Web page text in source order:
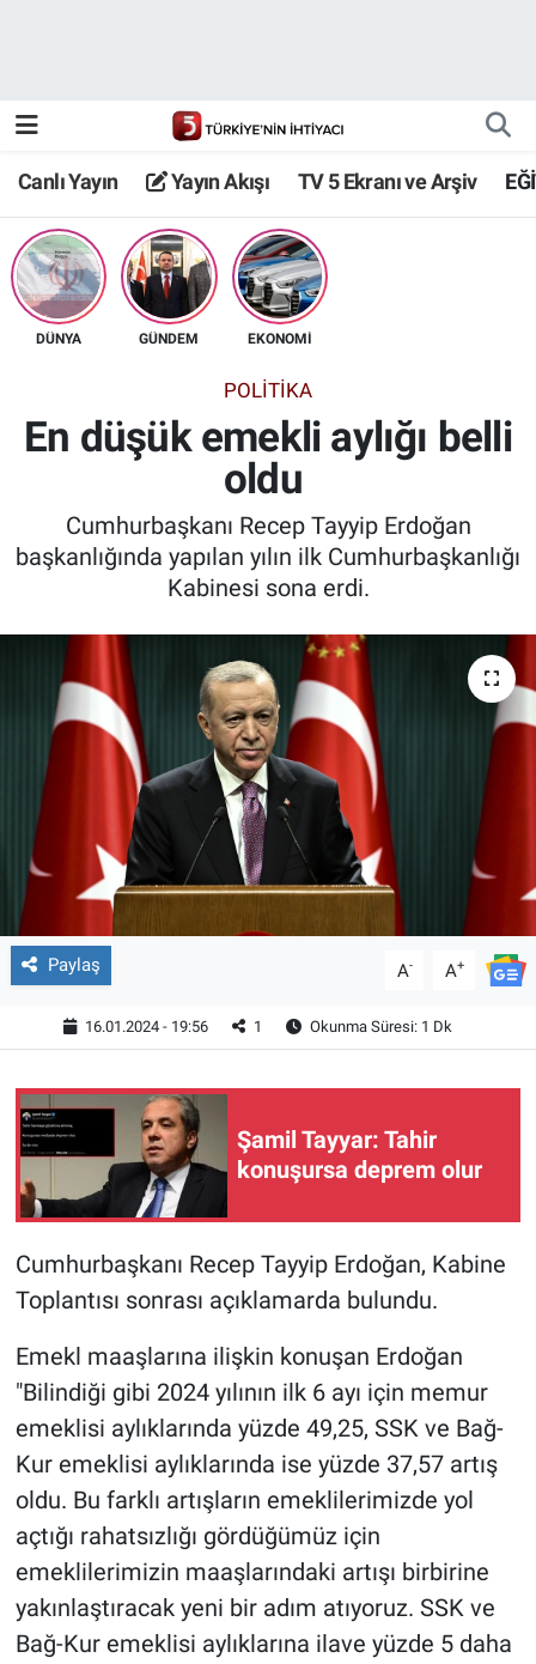
Canlı Yayın Yayın Akışı TV 5 Ekranı ve Arşiv
DÜNYA GÜNDEM EKONOMİ
POLİTİKA
En düşük emekli aylığı belli
oldu
Cumhurbaşkanı Recep Tayyip Erdoğan
başkanlığında yapılan yılın ilk Cumhurbaşkanlığı
Kabinesi sona erdi.
Paylaş A- A+
16.01.2024 - 19:56 1 Okunma Süresi: 1 Dk
Şamil Tayyar: Tahir
konuşursa deprem olur
Cumhurbaşkanı Recep Tayyip Erdoğan, Kabine
Toplantısı sonrası açıklamarda bulundu.
Emekl maaşlarına ilişkin konuşan Erdoğan
"Bilindiği gibi 2024 yılının ilk 6 ayı için memur
emeklisi aylıklarında yüzde 49,25, SSK ve Bağ-
Kur emeklisi aylıklarında ise yüzde 37,57 artış
oldu. Bu farklı artışların emeklilerimizde yol
açtığı rahatsızlığı gördüğümüz için
emeklilerimizin maaşlarındaki artışı birbirine
yakınlaştıracak yeni bir adım atıyoruz. SSK ve
Bağ-Kur emeklisi aylıklarına ilave yüzde 5 daha
TV 5 Ekranı ve Arşiv